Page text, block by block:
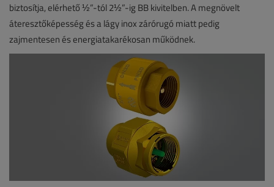
biztosítja, elérhető ½”-tól 2½”-ig BB kivitelben. A megnövelt
áteresztőképesség és a lágy inox zárórugó miatt pedig
zajmentesen és energiatakarékosan működnek.